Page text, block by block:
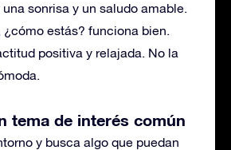
sonrisa y un saludo amable.
estás? funciona bien.
positiva y relajada. No la
tema de interés común
y busca algo que puedan